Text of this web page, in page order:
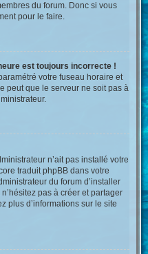
du forum. Donc si vous
pour le faire.
est toujours incorrecte !
votre fuseau horaire et
peut que le serveur ne soit pas à
n’ait pas installé votre
traduit phpBB dans votre
du forum d’installer
pas à créer et partager
plus d’informations sur le site